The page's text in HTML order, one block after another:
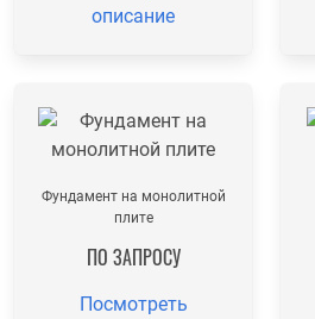
описание
Фундамент на монолитной
плите
ПО ЗАПРОСУ
Посмотреть